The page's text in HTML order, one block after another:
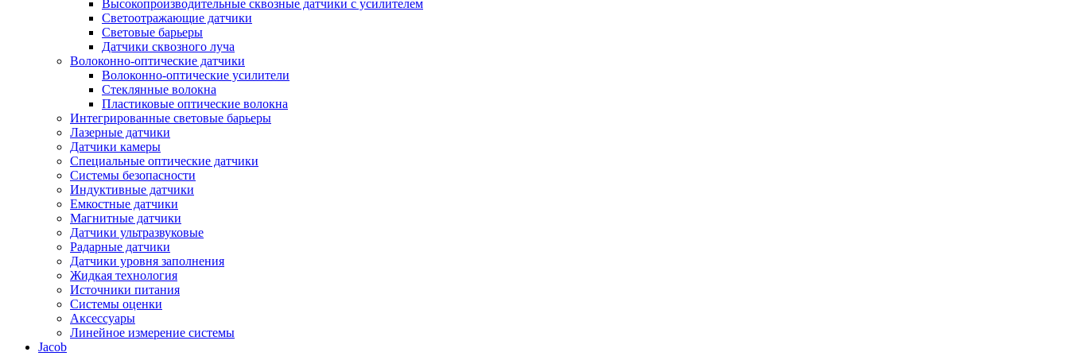
Высокопроизводительные сквозные датчики с усилителем
Светоотражающие датчики
Световые барьеры
Датчики сквозного луча
Волоконно-оптические датчики
Волоконно-оптические усилители
Стеклянные волокна
Пластиковые оптические волокна
Интегрированные световые барьеры
Лазерные датчики
Датчики камеры
Специальные оптические датчики
Системы безопасности
Индуктивные датчики
Емкостные датчики
Магнитные датчики
Датчики ультразвуковые
Радарные датчики
Датчики уровня заполнения
Жидкая технология
Источники питания
Системы оценки
Аксессуары
Линейное измерение системы
Jacob